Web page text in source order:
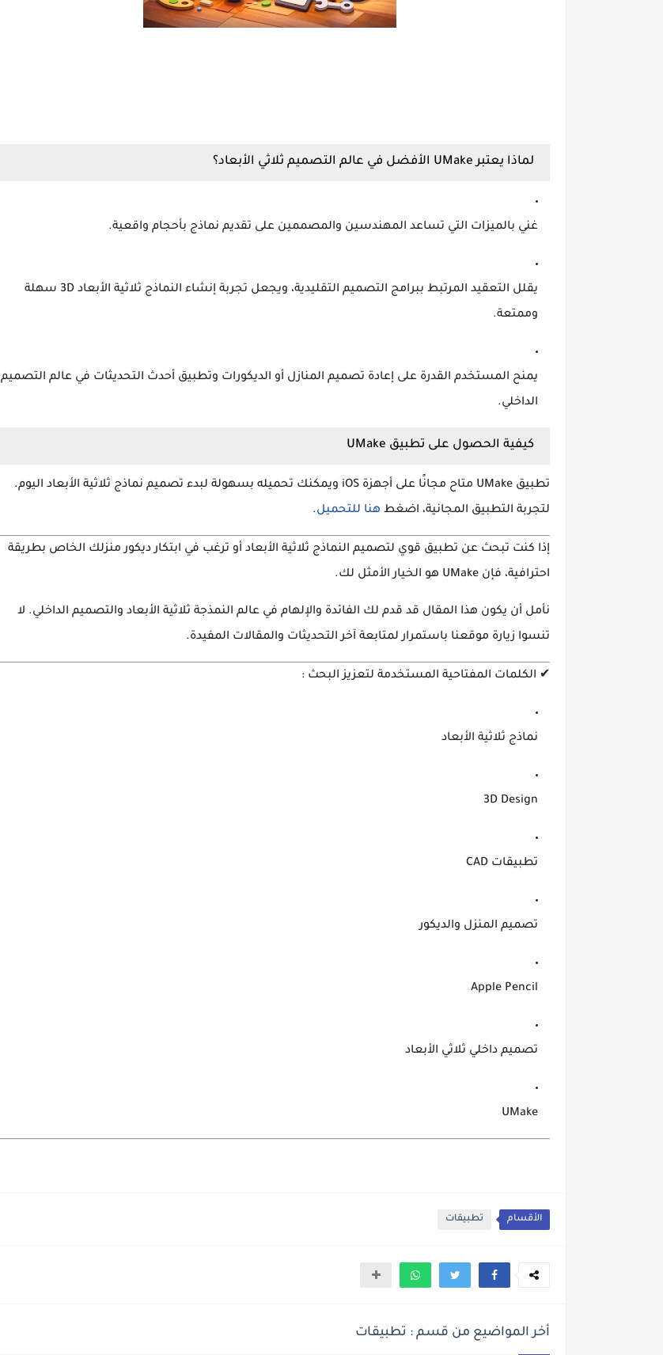
لماذا يعتبر UMake الأفضل في عالم التصميم ثلاثي الأبعاد؟
غني بالميزات التي تساعد المهندسين والمصممين على تقديم نماذج بأحجام واقعية.
يقلل التعقيد المرتبط ببرامج التصميم التقليدية، ويجعل تجربة إنشاء النماذج ثلاثية الأبعاد 3D
سهلة
وممتعة.
يمنح المستخدم القدرة على إعادة تصميم المنازل أو الديكورات وتطبيق أحدث التحديثات في عالم التصميم
الداخلي.
كيفية الحصول على تطبيق UMake
تطبيق UMake متاح مجانًا على أجهزة iOS ويمكنك تحميله بسهولة لبدء تصميم نماذج ثلاثية الأبعاد اليوم.
لتجربة التطبيق المجانية، اضغط هنا للتحميل.
إذا كنت تبحث عن تطبيق قوي لتصميم النماذج ثلاثية الأبعاد أو ترغب في ابتكار ديكور منزلك الخاص بطريقة
احترافية، فإن UMake هو الخيار الأمثل لك.
نأمل أن يكون هذا المقال قد قدم لك الفائدة والإلهام في عالم النمذجة ثلاثية الأبعاد والتصميم الداخلي. لا
تنسوا زيارة موقعنا باستمرار لمتابعة آخر التحديثات والمقالات المفيدة.
✔ الكلمات المفتاحية المستخدمة لتعزيز البحث :
نماذج ثلاثية الأبعاد
3D Design
تطبيقات CAD
تصميم المنزل والديكور
Apple Pencil
تصميم داخلي ثلاثي الأبعاد
UMake
الأقسام تطبيقات
أخر المواضيع من قسم : تطبيقات